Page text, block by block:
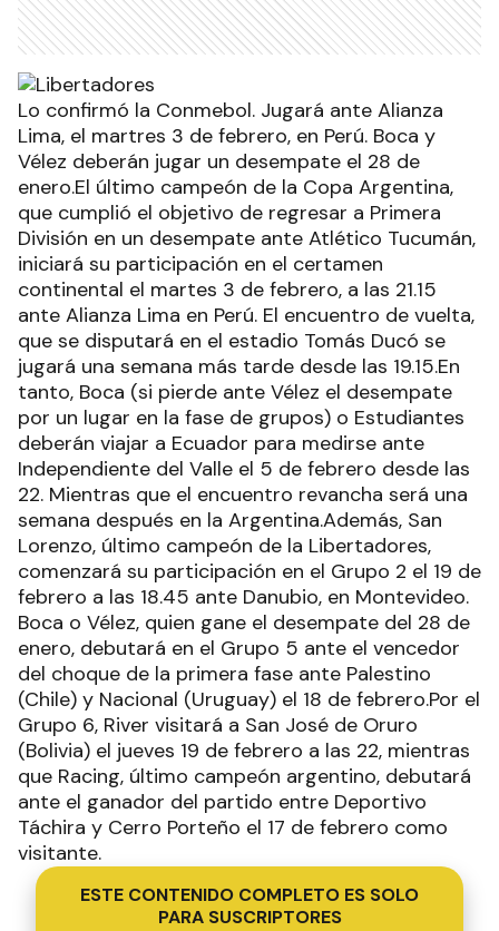
Lo confirmó la Conmebol. Jugará ante Alianza
Lima, el martres 3 de febrero, en Perú. Boca y
Vélez deberán jugar un desempate el 28 de
enero.El último campeón de la Copa Argentina,
que cumplió el objetivo de regresar a Primera
División en un desempate ante Atlético Tucumán,
iniciará su participación en el certamen
continental el martes 3 de febrero, a las 21.15
ante Alianza Lima en Perú. El encuentro de vuelta,
que se disputará en el estadio Tomás Ducó se
jugará una semana más tarde desde las 19.15.En
tanto, Boca (si pierde ante Vélez el desempate
por un lugar en la fase de grupos) o Estudiantes
deberán viajar a Ecuador para medirse ante
Independiente del Valle el 5 de febrero desde las
22. Mientras que el encuentro revancha será una
semana después en la Argentina.Además, San
Lorenzo, último campeón de la Libertadores,
comenzará su participación en el Grupo 2 el 19 de
febrero a las 18.45 ante Danubio, en Montevideo.
Boca o Vélez, quien gane el desempate del 28 de
enero, debutará en el Grupo 5 ante el vencedor
del choque de la primera fase ante Palestino
(Chile) y Nacional (Uruguay) el 18 de febrero.Por el
Grupo 6, River visitará a San José de Oruro
(Bolivia) el jueves 19 de febrero a las 22, mientras
que Racing, último campeón argentino, debutará
ante el ganador del partido entre Deportivo
Táchira y Cerro Porteño el 17 de febrero como
visitante.
ESTE CONTENIDO COMPLETO ES SOLO
PARA SUSCRIPTORES